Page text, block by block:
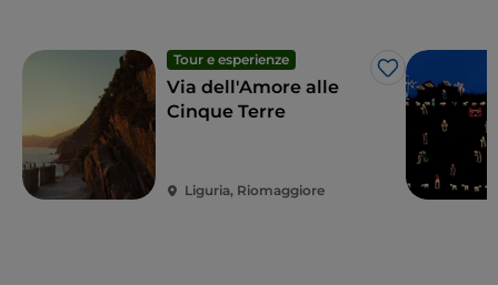
marinaresco.
Tour e esperienze
Like
Via dell'Amore alle
Cinque Terre
Liguria, Riomaggiore